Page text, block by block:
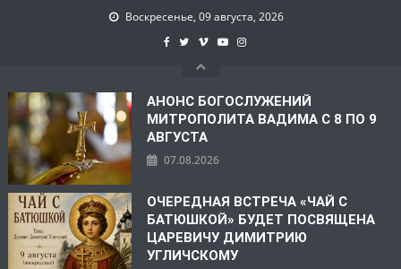
Воскресенье, 09 августа, 2026
АНОНС БОГОСЛУЖЕНИЙ
МИТРОПОЛИТА ВАДИМА С 8 ПО 9
АВГУСТА
07.08.2026
ОЧЕРЕДНАЯ ВСТРЕЧА «ЧАЙ С
БАТЮШКОЙ» БУДЕТ ПОСВЯЩЕНА
ЦАРЕВИЧУ ДИМИТРИЮ
УГЛИЧСКОМУ